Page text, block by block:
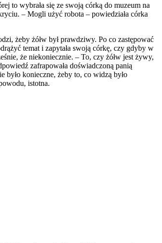
to wybrała się ze swoją córką do muzeum na
– Mogli użyć robota – powiedziała córka
żeby żółw był prawdziwy. Po co zastępować
temat i zapytała swoją córkę, czy gdyby w
że niekoniecznie. – To, czy żółw jest żywy,
zafrapowała doświadczoną panią
było konieczne, żeby to, co widzą było
istotna.